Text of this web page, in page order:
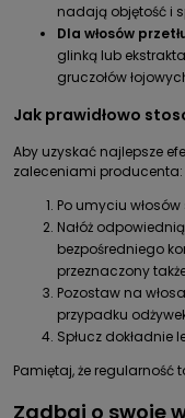
nadają objętość i
Dla włosów
glinką lub
gruczołów
Jak prawidłowo
Aby uzyskać najlepsze
zaleceniami producenta:
Po umyciu
Nałóż
bezpośredniego
przeznaczony
Pozostaw na
przypadku
Spłucz dokładnie
Pamiętaj, że regularność
Zadbaj o swoje